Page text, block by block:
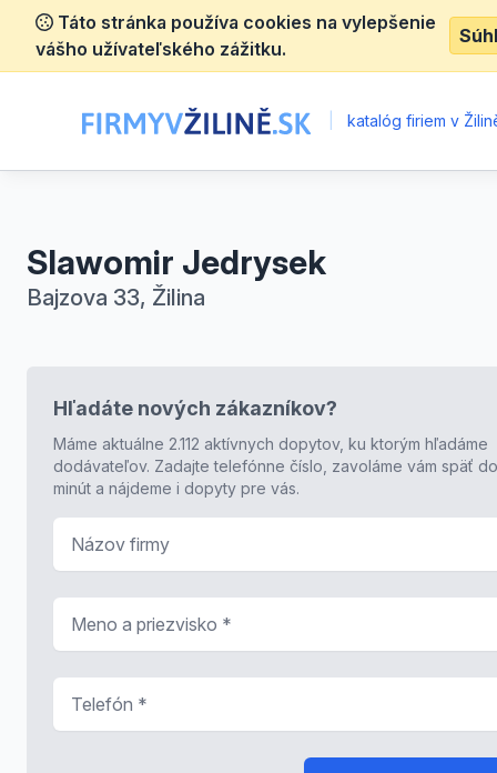
Táto stránka používa cookies na vylepšenie
vášho užívateľského zážitku.
katalóg firiem v
Slawomir Jedrysek
Bajzova 33, Žilina
Hľadáte nových zákazníkov?
Máme aktuálne 2.112 aktívnych dopytov, ku ktorým hľadáme
dodávateľov. Zadajte telefónne číslo, zavoláme vám späť
minút a nájdeme i dopyty pre vás.